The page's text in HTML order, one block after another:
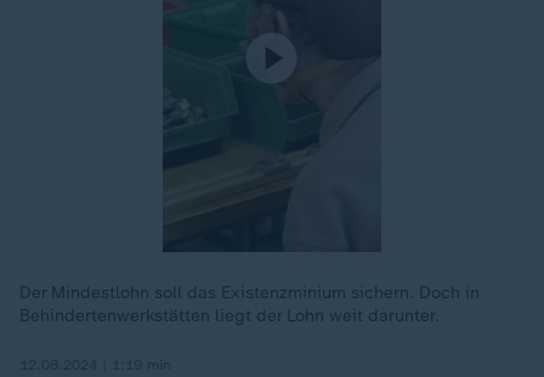
Der Mindestlohn soll das Existenzminium sichern. Doch in
Behindertenwerkstätten liegt der Lohn weit darunter.